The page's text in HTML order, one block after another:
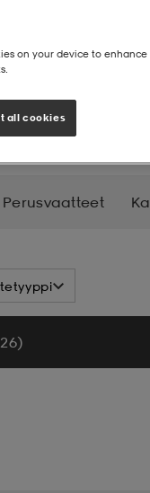
Perusvaatteet
on your device to enhance
all cookies